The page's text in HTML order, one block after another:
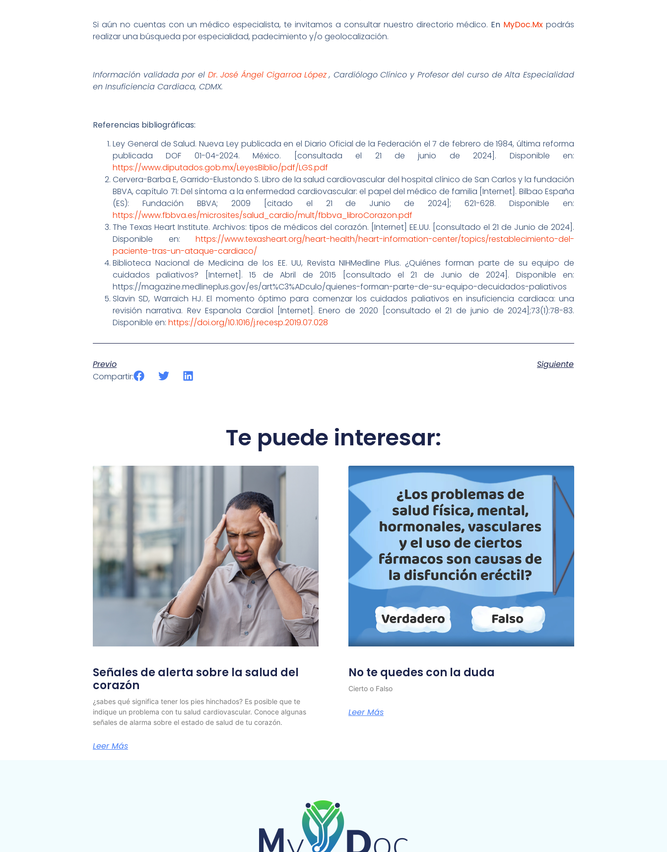
Si aún no cuentas con un médico especialista, te invitamos a consultar nuestro directorio médico. En MyDoc.Mx podrás
realizar una búsqueda por especialidad, padecimiento y/o geolocalización.
Información validada por el Dr. José Ángel Cigarroa López , Cardiólogo Clínico y Profesor del curso de Alta Especialidad
en Insuficiencia Cardiaca, CDMX.
Referencias bibliográficas:
Ley General de Salud. Nueva Ley publicada en el Diario Oficial de la Federación el 7 de febrero de 1984, última reforma
publicada DOF 01-04-2024. México. [consultada el 21 de junio de 2024]. Disponible en:
https://www.diputados.gob.mx/LeyesBiblio/pdf/LGS.pdf
Cervera-Barba E, Garrido-Elustondo S. Libro de la salud cardiovascular del hospital clínico de San Carlos y la fundación
BBVA, capítulo 71: Del síntoma a la enfermedad cardiovascular: el papel del médico de familia [Internet]. Bilbao España
(ES): Fundación BBVA; 2009 [citado el 21 de Junio de 2024]; 621-628. Disponible en:
https://www.fbbva.es/microsites/salud_cardio/mult/fbbva_libroCorazon.pdf
The Texas Heart Institute. Archivos: tipos de médicos del corazón. [Internet] EE.UU. [consultado el 21 de Junio de 2024].
Disponible en: https://www.texasheart.org/heart-health/heart-information-center/topics/restablecimiento-del-
paciente-tras-un-ataque-cardiaco/
Biblioteca Nacional de Medicina de los EE. UU, Revista NIHMedline Plus. ¿Quiénes forman parte de su equipo de
cuidados paliativos? [Internet]. 15 de Abril de 2015 [consultado el 21 de Junio de 2024]. Disponible en:
https://magazine.medlineplus.gov/es/art%C3%ADculo/quienes-forman-parte-de-su-equipo-decuidados-paliativos
Slavin SD, Warraich HJ. El momento óptimo para comenzar los cuidados paliativos en insuficiencia cardiaca: una
revisión narrativa. Rev Espanola Cardiol [Internet]. Enero de 2020 [consultado el 21 de junio de 2024];73(1):78-83.
Disponible en: https://doi.org/10.1016/j.recesp.2019.07.028
Previo
Siguiente
Compartir:
Te puede interesar:
Señales de alerta sobre la salud del
corazón
¿sabes qué significa tener los pies hinchados? Es posible que te
indique un problema con tu salud cardiovascular. Conoce algunas
señales de alarma sobre el estado de salud de tu corazón.
Leer Más
No te quedes con la duda
Cierto o Falso
Leer Más